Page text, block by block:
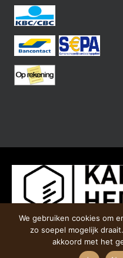
Copyright © 2017-2026
We gebruiken cookies om
zo soepel mogelijk
akkoord met het